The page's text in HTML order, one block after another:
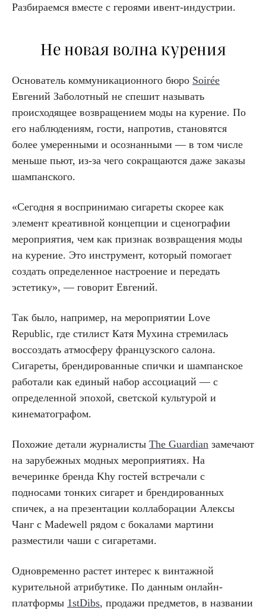
Разбираемся вместе с героями ивент-индустрии.
Не новая волна курения
Основатель коммуникационного бюро Soirée
Евгений Заболотный не спешит называть
происходящее возвращением моды на курение. По
его наблюдениям, гости, напротив, становятся
более умеренными и осознанными — в том числе
меньше пьют, из-за чего сокращаются даже заказы
шампанского.
«Сегодня я воспринимаю сигареты скорее как
элемент креативной концепции и сценографии
мероприятия, чем как признак возвращения моды
на курение. Это инструмент, который помогает
создать определенное настроение и передать
эстетику», — говорит Евгений.
Так было, например, на мероприятии Love
Republic, где стилист Катя Мухина стремилась
воссоздать атмосферу французского салона.
Сигареты, брендированные спички и шампанское
работали как единый набор ассоциаций — с
определенной эпохой, светской культурой и
кинематографом.
Похожие детали журналисты The Guardian замечают
на зарубежных модных мероприятиях. На
вечеринке бренда Khy гостей встречали с
подносами тонких сигарет и брендированных
спичек, а на презентации коллаборации Алексы
Чанг с Madewell рядом с бокалами мартини
разместили чаши с сигаретами.
Одновременно растет интерес к винтажной
курительной атрибутике. По данным онлайн-
платформы 1stDibs, продажи предметов, в названии